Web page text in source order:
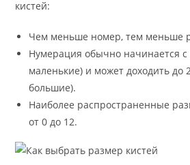
кистей:
Чем меньше номер, тем меньше
Нумерация обычно начинается с
маленькие) и может доходить
большие).
Наиболее распространенные
от 0 до 12.